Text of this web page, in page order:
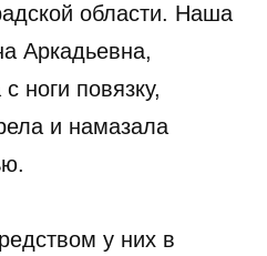
области. Наша
Аркадьевна,
ноги повязку,
и намазала
у них в